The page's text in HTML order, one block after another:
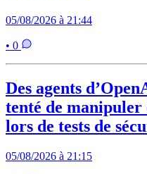
05/08/2026 à 21:44
• 0
Des agents
tenté de manipuler
lors de tests de
05/08/2026 à 21:15